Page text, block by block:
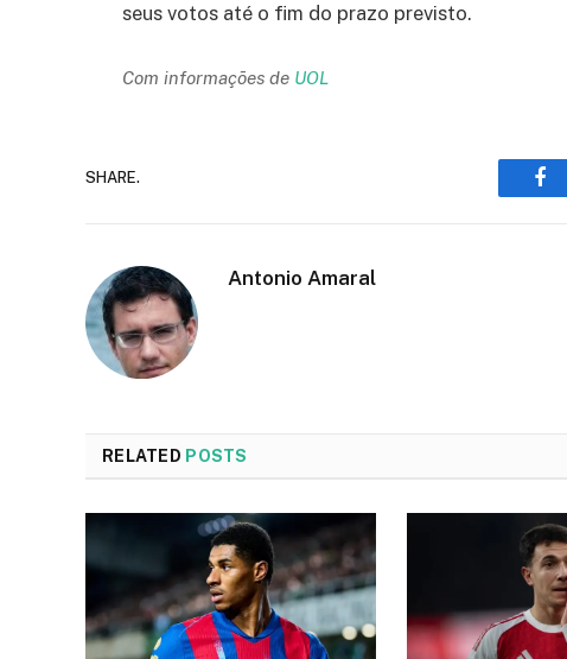
seus votos até o fim do prazo previsto.
Com informações de UOL
SHARE.
Antonio Amaral
RELATED POSTS